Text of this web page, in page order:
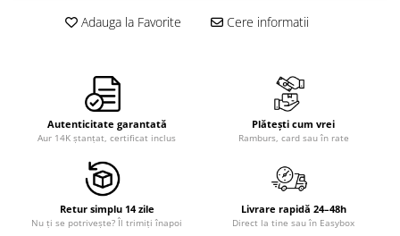
Adauga la Favorite Cere informatii
Autenticitate garantată
Aur 14K ștanțat, certificat inclus
Plătești cum vrei
Ramburs, card sau în rate
Retur simplu 14 zile
Nu ți se potrivește? Îl trimiți înapoi
Livrare rapidă 24–48h
Direct la tine sau în Easybox